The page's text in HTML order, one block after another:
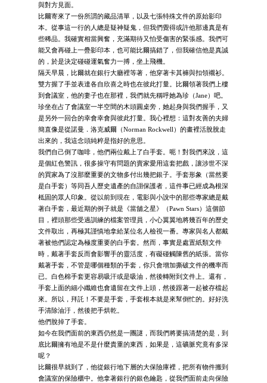
與對方見面。
比爾寄來了一份所謂的藏品清單，以及七張特殊文件的原始影印
本。從事這一行的人總是疑神疑鬼，但我們覺得或許他那邊真是有
些稀品。我確實相當興奮，充滿期待又怕受傷害的緊張感。我們可
能又會再碰上一疊影印本，也可能比爾搞錯了，但我確信他是真誠
的，於是決定碰碰運氣奮力一搏，坐上飛機。
隔天早晨，比爾就在銀行大廳裡等著，他穿著卡其褲與扣領襯衫。
雙方握了手並表達各自欣喜之時也在彼此打量。比爾領著我們上樓
到會議室，他的妻子也在那裡，我們就先稱呼她為珍（Jane）吧。
珍坐在占了會議室一半空間的木頭圓桌旁，她起身與我們握手，又
是另外一回合的幸會幸會與彼此打量。我心裡想：這對友善的夫婦
簡直像是從諾曼．洛克威爾（Norman Rockwell）的畫裡活脫脫走
出來的，我這念頭純粹是指好的意思。
我們自己倒了咖啡，他們兩位戴上了白手套。呃！對我們來說，這
是個紅色警訊，很多操守有問題的賣家愛用這套把戲，讓涉世不深
的買家為了沒那麼重要的文物多付出幾把銀子。手套形象（當然要
是白手套）等同吾人歷史遺產的自詡保護者，這件事已經成為根深
柢固的眾人印象。從以前到現在，電影與小說中的那些專家總是戴
著白手套，最近期的例子就是《當舖之星》（Pawn Stars）這個節
目，裡頭那些受過訓練的檔案管理員，小心翼翼地將幾百年的歷史
文件取出，再極其謹慎地拿給某位名人檢視一番。專家與名人都戴
著被他們認定為極度重要的白手套。然而，事實是處置紙類文件
時，戴著手套反而會影響手的靈活度，有礙碰觸陳舊的紙張。當你
戴著手套，不管是哪個種類的手套，你只會增加撕破文件的機率而
已。白色棉手套更容易吸汗或是吸油，然後轉附到文件上。還有，
手套上面的細小纖維也會遺留在文件上頭，然後跟著一起被存檔起
來。所以，拜託！不要是手套，手套根本就是來幫倒忙的。好好洗
手清除油汙，然後把手烘乾。
他們脫掉了手套。
如今在我們面前的東西仍然是一團謎，而我們將要搞清楚的是，到
底比爾擁有地是不是什麼貴重的東西，如果是，這礦脈究竟有多深
呢？
比爾很早就到了，他從銀行地下層的大保險庫裡，把所有物件搬到
會議室的保險櫃中。他拿著銀行的銀色鑰匙，從我們面前走向保險